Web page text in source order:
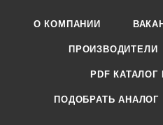
О КОМПАНИИ
ПРОИЗВОДИТЕЛИ
PDF
ПОДОБРАТЬ АНАЛОГ